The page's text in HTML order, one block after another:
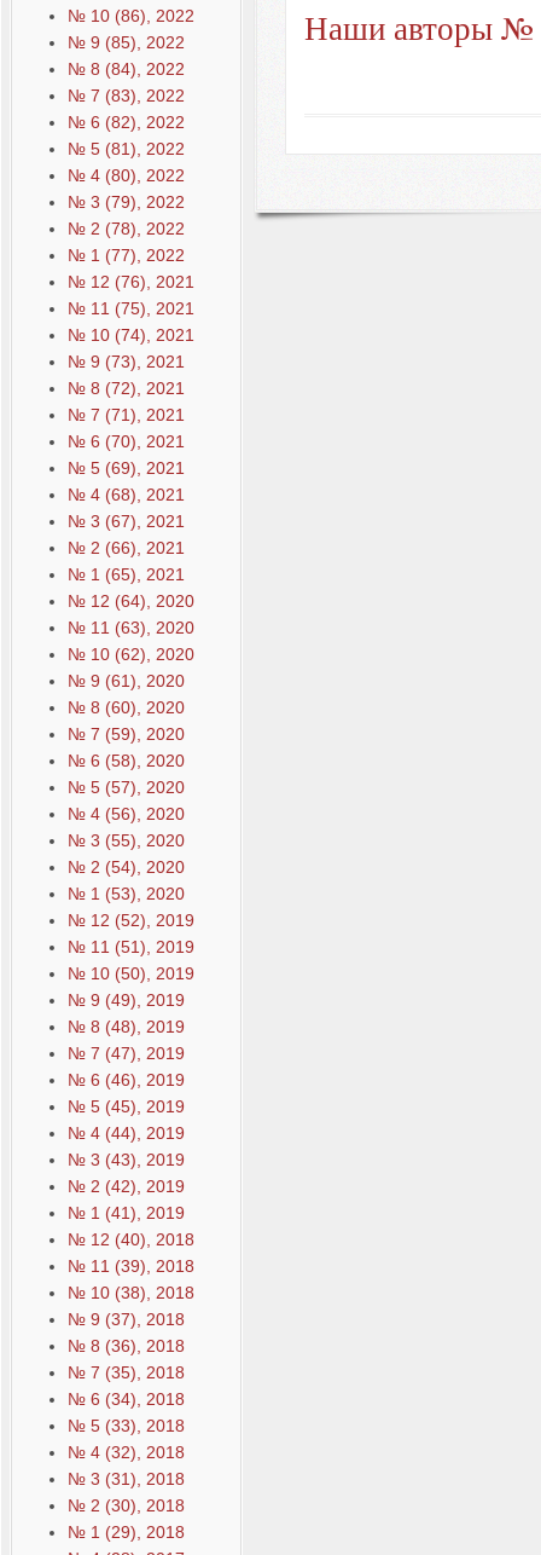
№ 10 (86), 2022
№ 9 (85), 2022
№ 8 (84), 2022
№ 7 (83), 2022
№ 6 (82), 2022
№ 5 (81), 2022
№ 4 (80), 2022
№ 3 (79), 2022
№ 2 (78), 2022
№ 1 (77), 2022
№ 12 (76), 2021
№ 11 (75), 2021
№ 10 (74), 2021
№ 9 (73), 2021
№ 8 (72), 2021
№ 7 (71), 2021
№ 6 (70), 2021
№ 5 (69), 2021
№ 4 (68), 2021
№ 3 (67), 2021
№ 2 (66), 2021
№ 1 (65), 2021
№ 12 (64), 2020
№ 11 (63), 2020
№ 10 (62), 2020
№ 9 (61), 2020
№ 8 (60), 2020
№ 7 (59), 2020
№ 6 (58), 2020
№ 5 (57), 2020
№ 4 (56), 2020
№ 3 (55), 2020
№ 2 (54), 2020
№ 1 (53), 2020
№ 12 (52), 2019
№ 11 (51), 2019
№ 10 (50), 2019
№ 9 (49), 2019
№ 8 (48), 2019
№ 7 (47), 2019
№ 6 (46), 2019
№ 5 (45), 2019
№ 4 (44), 2019
№ 3 (43), 2019
№ 2 (42), 2019
№ 1 (41), 2019
№ 12 (40), 2018
№ 11 (39), 2018
№ 10 (38), 2018
№ 9 (37), 2018
№ 8 (36), 2018
№ 7 (35), 2018
№ 6 (34), 2018
№ 5 (33), 2018
№ 4 (32), 2018
№ 3 (31), 2018
№ 2 (30), 2018
№ 1 (29), 2018
Наши авторы №